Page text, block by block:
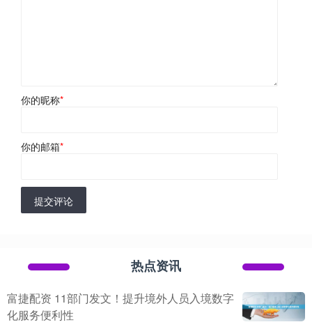
你的昵称*
你的邮箱*
提交评论
热点资讯
富捷配资 11部门发文！提升境外人员入境数字
化服务便利性